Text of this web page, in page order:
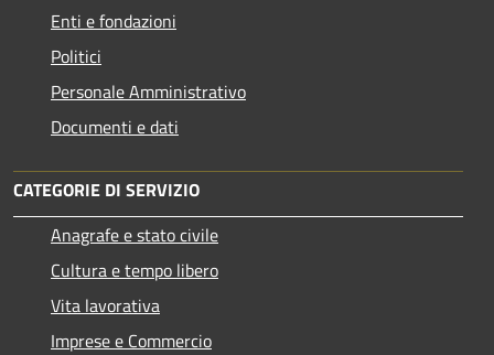
Enti e fondazioni
Politici
Personale Amministrativo
Documenti e dati
CATEGORIE DI SERVIZIO
Anagrafe e stato civile
Cultura e tempo libero
Vita lavorativa
Imprese e Commercio